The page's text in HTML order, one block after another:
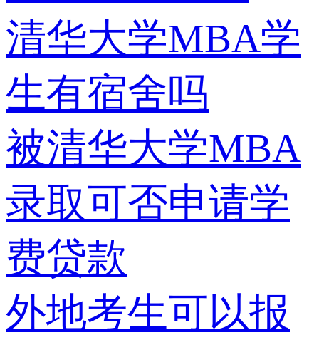
清华大学MBA学
生有宿舍吗
被清华大学MBA
录取可否申请学
费贷款
外地考生可以报